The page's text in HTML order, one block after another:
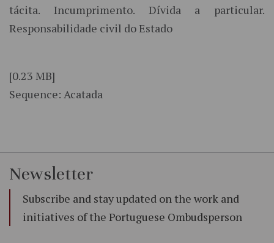
tácita. Incumprimento. Dívida a particular.
Responsabilidade civil do Estado
[0.23 MB]
Sequence: Acatada
Newsletter
Subscribe and stay updated on the work and
initiatives of the Portuguese Ombudsperson